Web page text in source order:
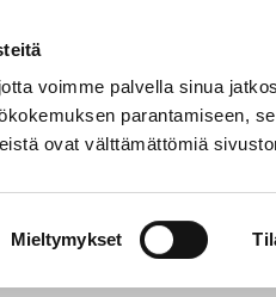
voimme palvella sinua
parantamiseen,
ovat välttämättömiä
Mieltymykset